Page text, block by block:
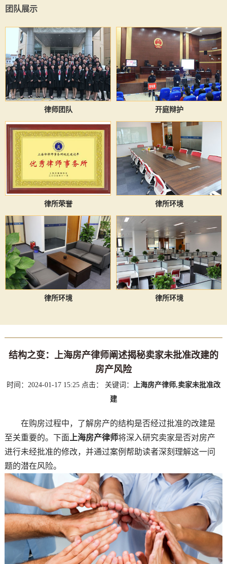
团队展示
律师团队 开庭辩护
律所荣誉 律所环境
律所环境 律所环境
结构之变：上海房产律师阐述揭秘卖家未批准改建的
房产风险
时间：2024-01-17 15:25 点击： 关键词：
上海房产律师,卖家未批准改
建
在购房过程中，了解房产的结构是否经过批准的改建是
至关重要的。下面 上海房产律师将深入研究卖家是否对房产
进行未经批准的修改，并通过案例帮助读者深刻理解这一问
题的潜在风险。